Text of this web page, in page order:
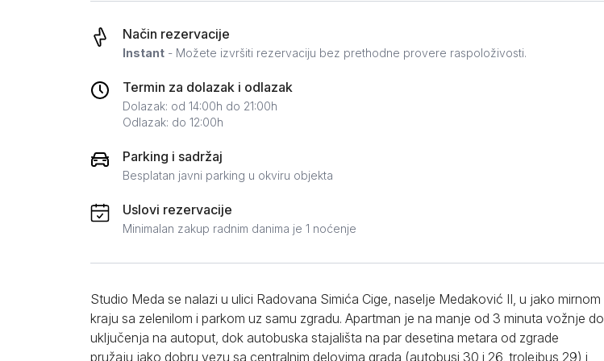
Način rezervacije
Instant - Možete izvršiti rezervaciju bez prethodne provere raspoloživosti.
Termin za dolazak i odlazak
Dolazak: od 14:00h do 21:00h
Odlazak: do 12:00h
Parking i sadržaj
Besplatan javni parking u okviru objekta
Uslovi rezervacije
Minimalan zakup radnim danima je 1 noćenje
Studio Meda se nalazi u ulici Radovana Simića Cige, naselje Medaković II, u jako mirnom
kraju sa zelenilom i parkom uz samu zgradu. Apartman je na manje od 3 minuta vožnje do
uključenja na autoput, dok autobuska stajališta na par desetina metara od zgrade
pružaju jako dobru vezu sa centralnim delovima grada (autobusi 30 i 26, trolejbus 29) i